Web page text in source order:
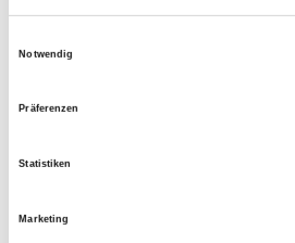
Notwendig
Präferenzen
Statistiken
Marketing
Numero di telefono:
E-Mail: